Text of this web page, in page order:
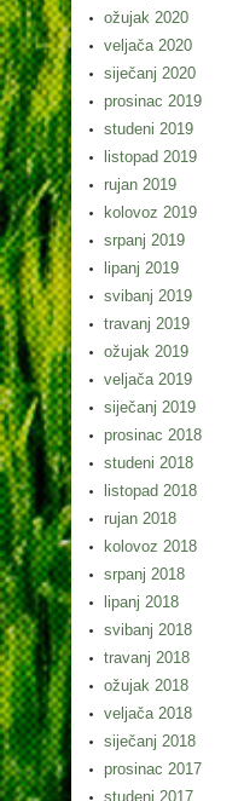
ožujak 2020
veljača 2020
siječanj 2020
prosinac 2019
studeni 2019
listopad 2019
rujan 2019
kolovoz 2019
srpanj 2019
lipanj 2019
svibanj 2019
travanj 2019
ožujak 2019
veljača 2019
siječanj 2019
prosinac 2018
studeni 2018
listopad 2018
rujan 2018
kolovoz 2018
srpanj 2018
lipanj 2018
svibanj 2018
travanj 2018
ožujak 2018
veljača 2018
siječanj 2018
prosinac 2017
studeni 2017